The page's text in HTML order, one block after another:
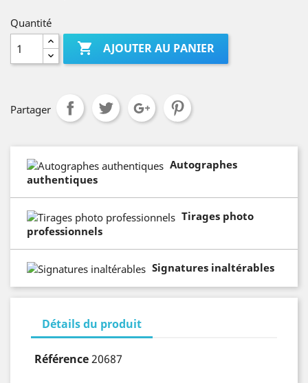
Quantité
 AJOUTER AU PANIER
Partager
Autographes
authentiques
Tirages photo
professionnels
Signatures inaltérables
Détails du produit
Référence20687